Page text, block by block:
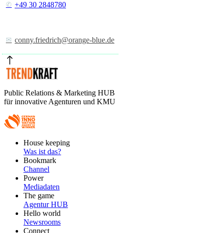
+49 30 2848780
conny.friedrich@orange-blue.de
Public Relations & Marketing HUB
für innovative Agenturen und KMU
FooterHouse keeping
Was ist das?
Bookmark
Channel
Power
Mediadaten
The game
Agentur HUB
Hello world
Newsrooms
Connect